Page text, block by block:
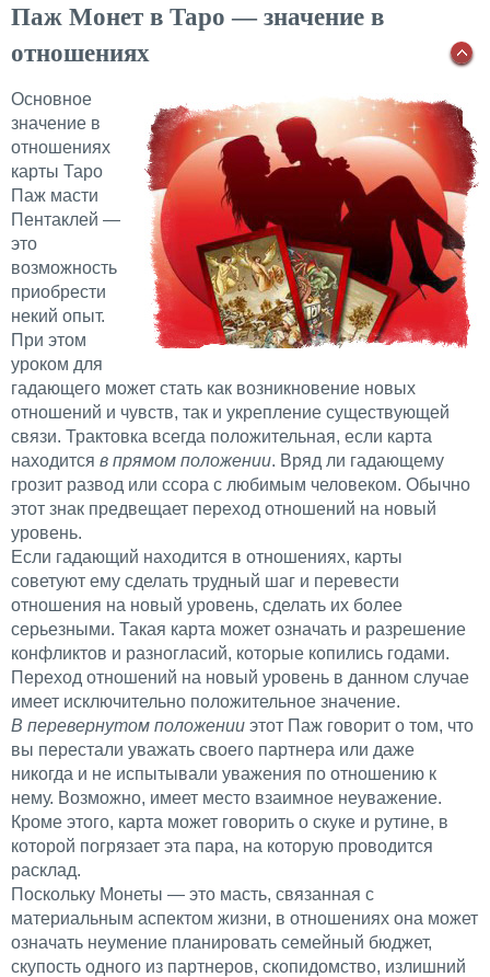
Паж Монет в Таро — значение в
отношениях
Основное
значение в
отношениях
карты Таро
Паж масти
Пентаклей —
это
возможность
приобрести
некий опыт.
При этом
уроком для
гадающего может стать как возникновение новых
отношений и чувств, так и укрепление существующей
связи. Трактовка всегда положительная, если карта
находится в прямом положении. Вряд ли гадающему
грозит развод или ссора с любимым человеком. Обычно
этот знак предвещает переход отношений на новый
уровень.
Если гадающий находится в отношениях, карты
советуют ему сделать трудный шаг и перевести
отношения на новый уровень, сделать их более
серьезными. Такая карта может означать и разрешение
конфликтов и разногласий, которые копились годами.
Переход отношений на новый уровень в данном случае
имеет исключительно положительное значение.
В перевернутом положении этот Паж говорит о том, что
вы перестали уважать своего партнера или даже
никогда и не испытывали уважения по отношению к
нему. Возможно, имеет место взаимное неуважение.
Кроме этого, карта может говорить о скуке и рутине, в
которой погрязает эта пара, на которую проводится
расклад.
Поскольку Монеты — это масть, связанная с
материальным аспектом жизни, в отношениях она может
означать неумение планировать семейный бюджет,
скупость одного из партнеров, скопидомство, излишний